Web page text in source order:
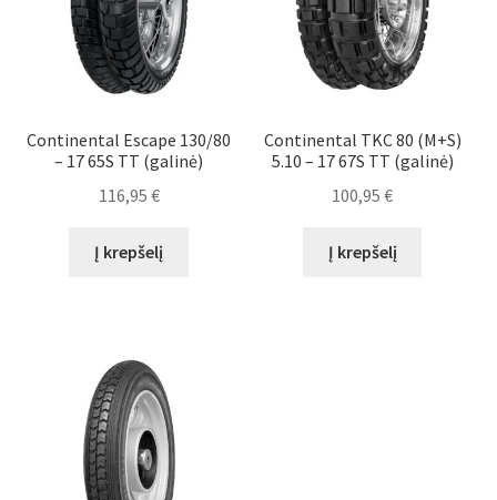
Continental Escape 130/80
– 17 65S TT (galinė)
116,95 €
Į krepšelį
Continental TKC 80 (M+S)
5.10 – 17 67S TT (galinė)
100,95€
Į krepšelį